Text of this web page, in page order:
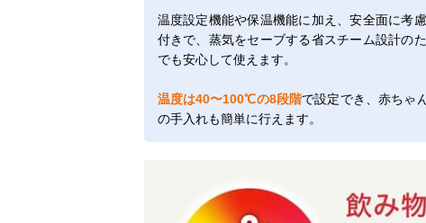
温度設定機能や保温機能に加え、安全面に考
付きで、蒸気をセーブする省スチーム設計の
でも安心して使えます。
温度は40〜100℃の8段階で設定でき、赤ちゃ
の手入れも簡単に行えます。